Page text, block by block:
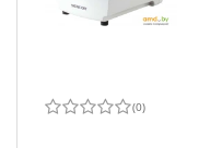
(0)